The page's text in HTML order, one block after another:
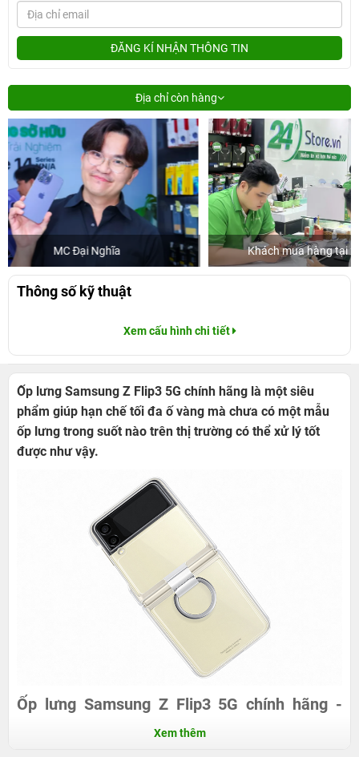
ĐĂNG KÍ NHẬN THÔNG TIN
Địa chỉ còn hàng
Khách mua hàng tại 24hStore
Thông số kỹ thuật
Xem cấu hình chi tiết
Ốp lưng Samsung Z Flip3 5G chính hãng là một siêu
phẩm giúp hạn chế tối đa ố vàng mà chưa có một mẫu
ốp lưng trong suốt nào trên thị trường có thể xử lý tốt
được như vậy.
Ốp lưng Samsung Z Flip3 5G chính hãng -
Trong suốt, mỏng nhẹ, sang trọng
Xem thêm